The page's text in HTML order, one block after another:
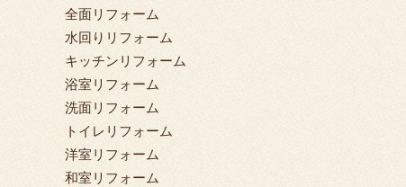
全面リフォーム
水回りリフォーム
キッチンリフォーム
浴室リフォーム
洗面リフォーム
トイレリフォーム
洋室リフォーム
和室リフォーム